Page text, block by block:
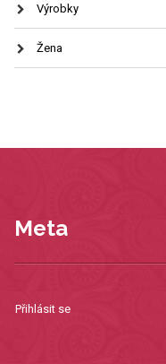
Výrobky
Žena
Meta
Přihlásit se